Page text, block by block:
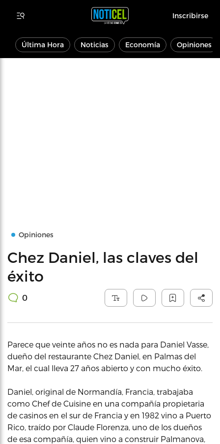
Inscribirse
Última Hora Noticias Economía Opiniones
Opiniones
Chez Daniel, las claves del
éxito
0
Parece que veinte años no es nada para Daniel Vasse,
dueño del restaurante Chez Daniel, en Palmas del
Mar, el cual lleva 27 años abierto y con mucho éxito.
Daniel, original de Normandía, Francia, trabajaba
como Chef de Cuisine en una compañía propietaria
de casinos en el sur de Francia y en 1982 vino a Puerto
Rico, traído por Claude Florenza, uno de los dueños
de esa compañía, quien vino a construir Palmanova,